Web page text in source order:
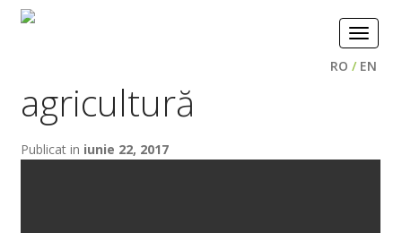
Toggle
RO / EN
agricultură
Publicat in iunie 22, 2017